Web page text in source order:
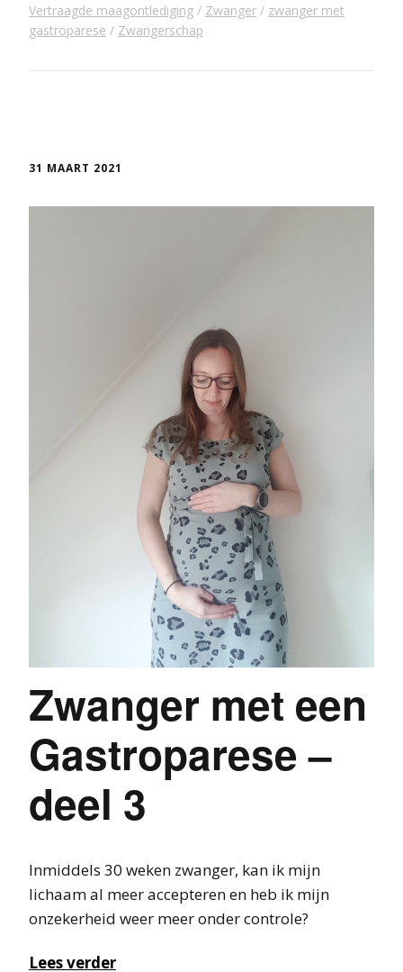
Vertraagde maagontlediging
Zwanger
zwanger met
gastroparese
Zwangerschap
31 MAART 2021
Zwanger met een
Gastroparese –
deel 3
Inmiddels 30 weken zwanger, kan ik mijn
lichaam al meer accepteren en heb ik mijn
onzekerheid weer meer onder controle?
Lees verder